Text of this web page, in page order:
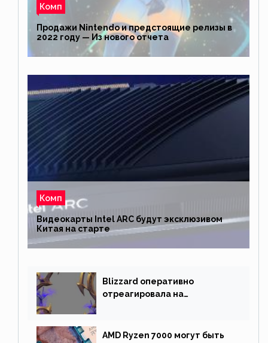
Комп
Продажи Nintendo и предстоящие релизы в
2022 году — Из нового отчета
Комп
Видеокарты Intel ARC будут эксклюзивом
Китая на старте
Blizzard оперативно
отреагировала на
AMD Ryzen 7000 могут быть